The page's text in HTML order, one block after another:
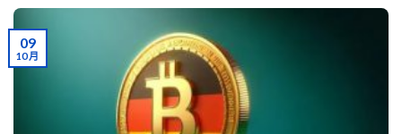
09
10 月